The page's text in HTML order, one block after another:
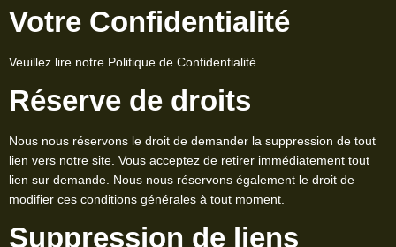
Votre Confidentialité
Veuillez lire notre Politique de Confidentialité.
Réserve de droits
Nous nous réservons le droit de demander la suppression de tout
lien vers notre site. Vous acceptez de retirer immédiatement tout
lien sur demande. Nous nous réservons également le droit de
modifier ces conditions générales à tout moment.
Suppression de liens